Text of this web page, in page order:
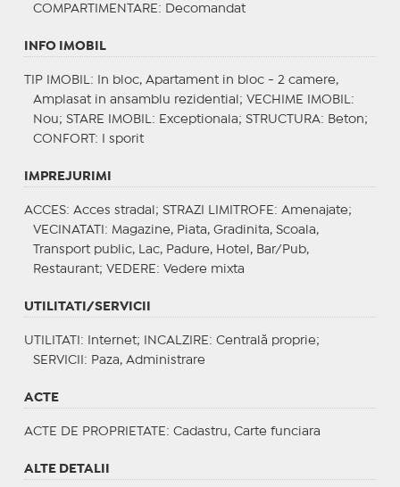
COMPARTIMENTARE : Decomandat
INFO IMOBIL
TIP IMOBIL : In bloc, Apartament in bloc - 2 camere,
Amplasat in ansamblu rezidential; VECHIME IMOBIL :
Nou; STARE IMOBIL : Exceptionala; STRUCTURA: Beton;
CONFORT : I sporit
IMPREJURIMI
ACCES: Acces stradal; STRAZI LIMITROFE : Amenajate;
VECINATATI : Magazine, Piata, Gradinita, Scoala,
Transport public, Lac, Padure, Hotel, Bar/Pub,
Restaurant; VEDERE : Vedere mixta
UTILITATI/SERVICII
UTILITATI : Internet; INCALZIRE : Centrală proprie;
SERVICII : Paza, Administrare
ACTE
ACTE DE PROPRIETATE : Cadastru, Carte funciara
ALTE DETALII